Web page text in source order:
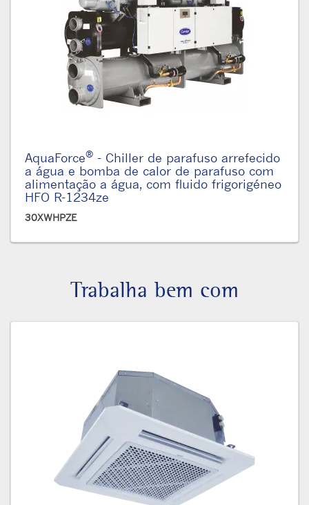
AquaForce® - Chiller de parafuso arrefecido
a água e bomba de calor de parafuso com
alimentação a água, com fluido frigorigéneo
HFO R-1234ze
30XWHPZE
Trabalha bem com